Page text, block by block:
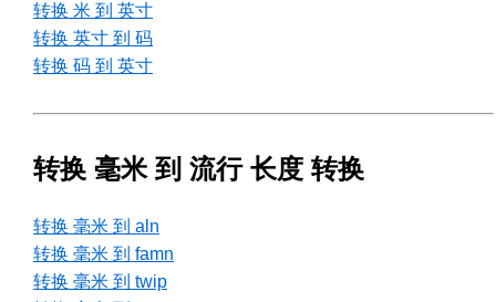
转换 米 到 英寸
转换 英寸 到 码
转换 码 到 英寸
转换 毫米 到 流行 长度 转换
转换 毫米 到 aln
转换 毫米 到 famn
转换 毫米 到 twip